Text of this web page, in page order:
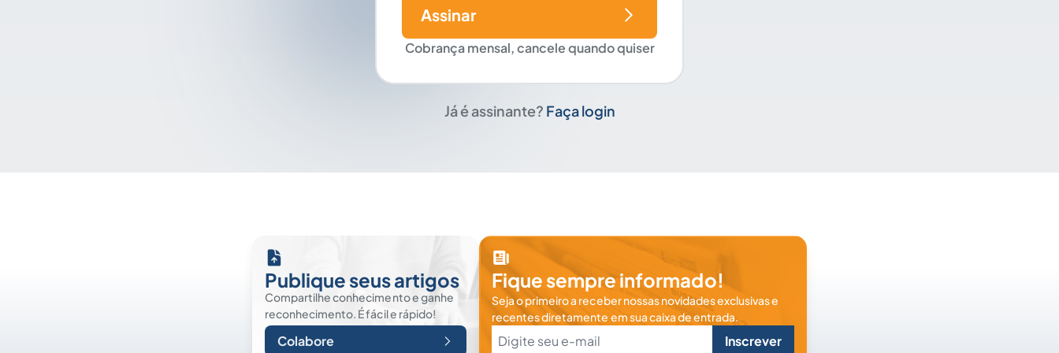
Cobrança mensal, cancele quando quiser
Assinar
Já é assinante? Faça login
Publique seus artigos
Compartilhe conhecimento e ganhe
reconhecimento. É fácil e rápido!
Colabore
Fique sempre informado!
Seja o primeiro a receber nossas novidades exclusivas e
recentes diretamente em sua caixa de entrada.
Inscrever